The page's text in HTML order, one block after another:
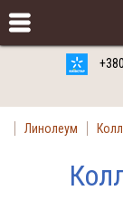
Линолеум